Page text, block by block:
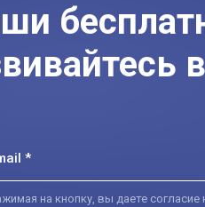
*
на кнопку, вы даете согласие